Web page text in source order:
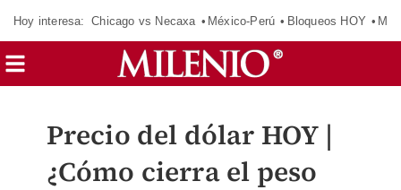
Hoy interesa: Chicago vs Necaxa México-Perú Bloqueos HOY
Precio del dólar HOY |
¿Cómo cierra el peso